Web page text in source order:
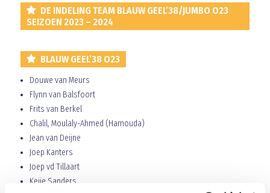
DE INDELING TEAM BLAUW GEEL’38/JUMBO O23
SEIZOEN 2023 – 2024
BLAUW GEEL’38 O23
Douwe van Meurs
Flynn van Balsfoort
Frits van Berkel
Chalil, Moulaly-Ahmed (Hamouda)
Jean van Deijne
Joep Kanters
Joep vd Tillaart
Keije Sanders